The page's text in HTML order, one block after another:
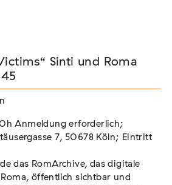
HOLDS / DER FADEN,
2026
Sinti und Roma
Anmeldung erforderlich;
7, 50678 Köln; Eintritt
das RomArchive, das digitale
öffentlich sichtbar und